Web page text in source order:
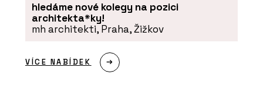
hledáme nové kolegy na pozici
architekta*ky!
mh architekti, Praha, Žižkov
VÍCE NABÍDEK